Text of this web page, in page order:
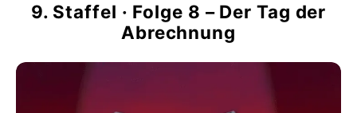
9. Staffel · Folge 8 – Der Tag der
Abrechnung